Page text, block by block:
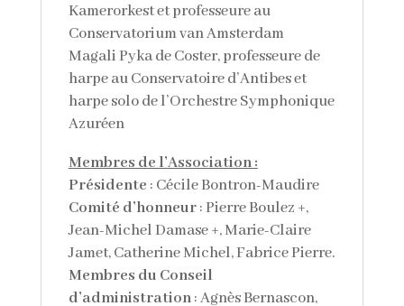
Kamerorkest et professeure au
Conservatorium van Amsterdam
Magali Pyka de Coster, professeure de
harpe au Conservatoire d’Antibes et
harpe solo de l’Orchestre Symphonique
Azuréen
Membres de l’Association :
Présidente : Cécile Bontron-Maudire
Comité d’honneur: Pierre Boulez +,
Jean-Michel Damase +, Marie-Claire
Jamet, Catherine Michel, Fabrice Pierre.
Membres du Conseil
d’administration: Agnès Bernascon,